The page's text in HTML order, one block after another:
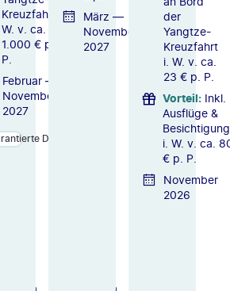
Kreuzfahrt i.
W. v. ca.
1.000 € p.
P.
Februar —
November
2027
Durchführung
März —
November
2027
der
Yangtze-
Kreuzfahrt
i. W. v. ca.
23 € p. P.
Vorteil: Inkl.
Ausflüge &
i. W. v. ca.
€ p. P.
November
2026